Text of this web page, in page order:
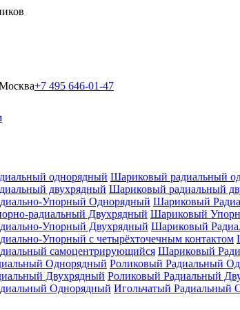
+7 495 646-01-47
Шариковый радиальный
Шариковый радиальный
Шариковый
Шариковый
Шариковый
Шариковый
Роликовый Радиальный
Роликовый Радиальный
Игольчатый Радиальный